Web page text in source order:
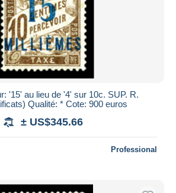
'15' au lieu de '4' sur 10c. SUP. R.
Qualité: * Cote: 900 euros
± US$345.66
Professional